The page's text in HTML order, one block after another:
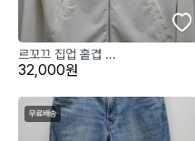
르꼬끄 집업 홑겹 ...
32,000원